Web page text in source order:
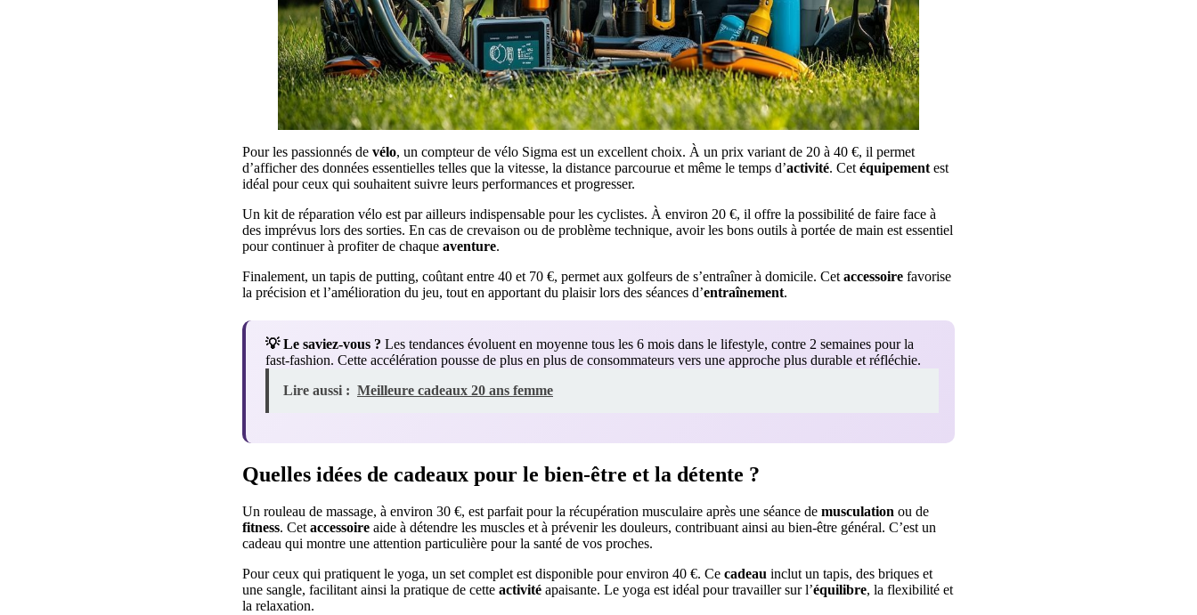
Pour les passionnés de vélo, un compteur de vélo Sigma est un excellent choix. À un prix variant de 20 à 40 €, il permet
d’afficher des données essentielles telles que la vitesse, la distance parcourue et même le temps d’activité. Cet équipement est
idéal pour ceux qui souhaitent suivre leurs performances et progresser.
Un kit de réparation vélo est par ailleurs indispensable pour les cyclistes. À environ 20 €, il offre la possibilité de faire face à
des imprévus lors des sorties. En cas de crevaison ou de problème technique, avoir les bons outils à portée de main est essentiel
pour continuer à profiter de chaque aventure.
Finalement, un tapis de putting, coûtant entre 40 et 70 €, permet aux golfeurs de s’entraîner à domicile. Cet accessoire favorise
la précision et l’amélioration du jeu, tout en apportant du plaisir lors des séances d’entraînement.
💡 Le saviez-vous ? Les tendances évoluent en moyenne tous les 6 mois dans le lifestyle, contre 2 semaines pour la
fast-fashion. Cette accélération pousse de plus en plus de consommateurs vers une approche plus durable et réfléchie.
Lire aussi : Meilleure cadeaux 20 ans femme
Quelles idées de cadeaux pour le bien-être et la détente ?
Un rouleau de massage, à environ 30 €, est parfait pour la récupération musculaire après une séance de musculation ou de
fitness. Cetaccessoire aide à détendre les muscles et à prévenir les douleurs, contribuant ainsi au bien-être général. C’est un
cadeau qui montre une attention particulière pour la santé de vos proches.
Pour ceux qui pratiquent le yoga, un set complet est disponible pour environ 40 €. Ce cadeau inclut un tapis, des briques et
une sangle, facilitant ainsi la pratique de cette activité apaisante. Le yoga est idéal pour travailler sur l’équilibre, la flexibilité et
la relaxation.